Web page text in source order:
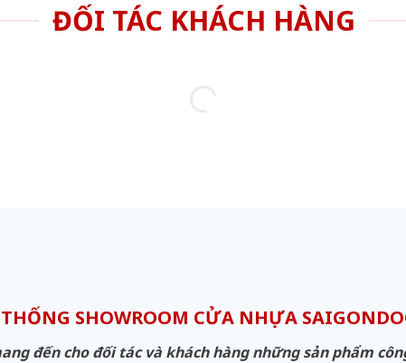
ĐỐI TÁC KHÁCH HÀNG
THỐNG SHOWROOM CỬA NHỰA
đến cho đối tác và khách hàng những sản phẩm